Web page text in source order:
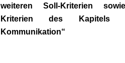
weiteren Soll-Kriterien
Kriterien des Kapitels
Kommunikation“